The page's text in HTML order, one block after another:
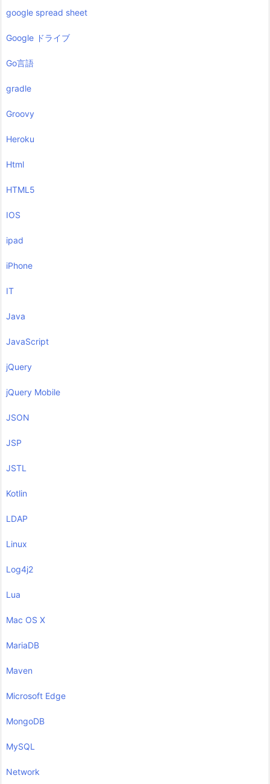
google spread sheet
Google ドライブ
Go言語
gradle
Groovy
Heroku
Html
HTML5
IOS
ipad
iPhone
IT
Java
JavaScript
jQuery
jQuery Mobile
JSON
JSP
JSTL
Kotlin
LDAP
Linux
Log4j2
Lua
Mac OS X
MariaDB
Maven
Microsoft Edge
MongoDB
MySQL
Network